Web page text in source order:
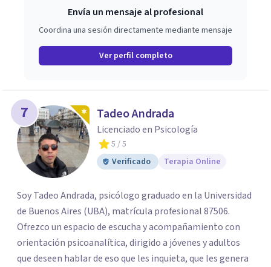
Envía un mensaje al profesional
Coordina una sesión directamente mediante mensaje
Ver perfil completo
7 Tadeo Andrada
Licenciado en Psicología
5 / 5
Verificado
Terapia Online
Soy Tadeo Andrada, psicólogo graduado en la Universidad
de Buenos Aires (UBA), matrícula profesional 87506.
Ofrezco un espacio de escucha y acompañamiento con
orientación psicoanalítica, dirigido a jóvenes y adultos
que deseen hablar de eso que les inquieta, que les genera